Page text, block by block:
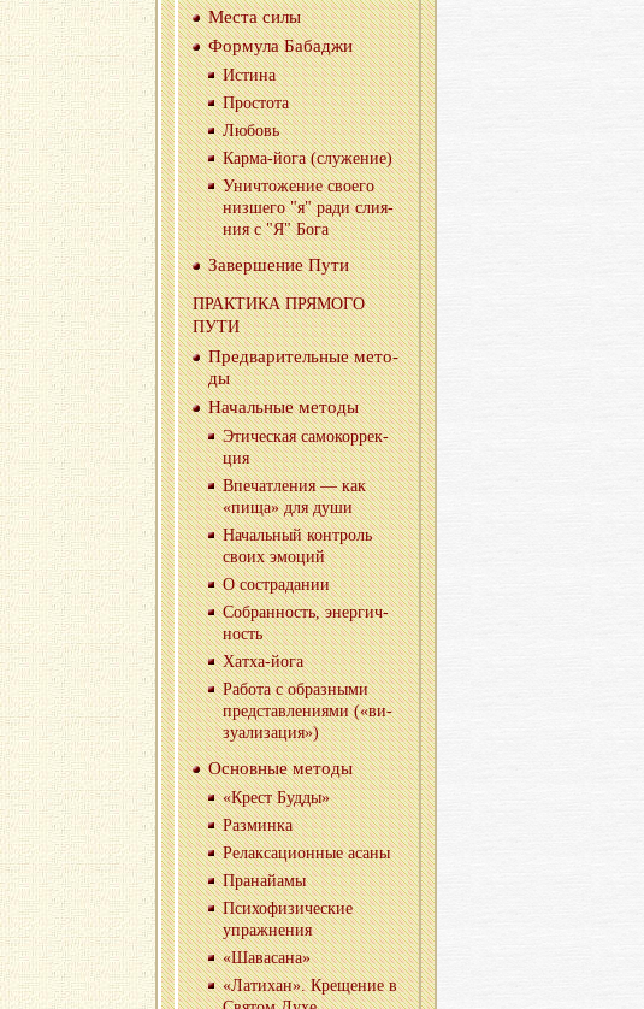
Места силы
Фор­му­ла Ба­ба­джи
Ис­ти­на
Про­сто­та
Лю­бовь
Кар­ма-йо­га (слу­же­ние)
Уни­что­же­ние сво­е­го
низ­ше­го "я" ради сли­я­
ния с "Я" Бога
За­вер­ше­ние Пути
ПРАК­ТИ­КА ПРЯ­МО­ГО
ПУТИ
Пред­ва­ри­тель­ные ме­то­
ды
На­чаль­ные ме­то­ды
Эти­че­ская са­мо­кор­рек­
ция
Впе­чат­ле­ния — как
«пища» для души
На­чаль­ный кон­троль
своих эмо­ций
О со­стра­да­нии
Со­бран­ность, энер­гич­
ность
Хатха-йо­га
Ра­бо­та с об­раз­ны­ми
пред­став­ле­ни­я­ми («ви­
зу­а­ли­за­ция»)
Ос­нов­ные ме­то­ды
«Крест Будды»
Раз­мин­ка
Ре­лак­са­ци­он­ные асаны
Пра­най­а­мы
Пси­хо­фи­зи­че­ские
упраж­не­ния
«Ша­ва­са­на»
«Ла­ти­хан». Кре­ще­ние в